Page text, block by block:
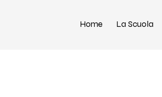
Home La Scuola